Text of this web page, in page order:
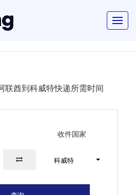
联酋到科威特快递所需时间
收件国家
科威特